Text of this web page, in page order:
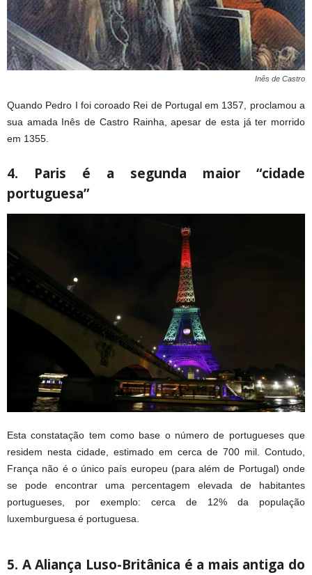
Inês de Castro
Quando Pedro I foi coroado Rei de Portugal em 1357, proclamou a
sua amada Inês de Castro Rainha, apesar de esta já ter morrido
em 1355.
4. Paris é a segunda maior “cidade
portuguesa”
Esta constatação tem como base o número de portugueses que
residem nesta cidade, estimado em cerca de 700 mil. Contudo,
França não é o único país europeu (para além de Portugal) onde
se pode encontrar uma percentagem elevada de habitantes
portugueses, por exemplo: cerca de 12% da população
luxemburguesa é portuguesa.
5. A Aliança Luso-Britânica é a mais antiga do